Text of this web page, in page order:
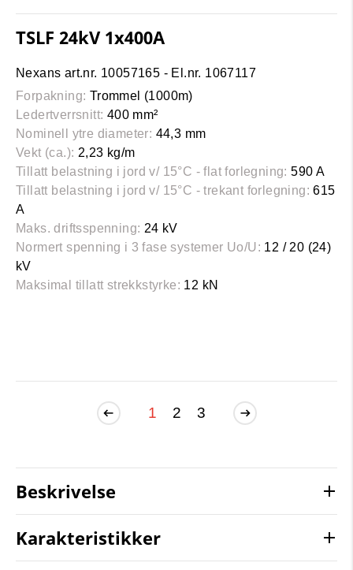
TSLF 24kV 1x400A
Nexans art.nr. 10057165 - El.nr. 1067117
Forpakning: Trommel (1000m)
Ledertverrsnitt: 400 mm²
Nominell ytre diameter: 44,3 mm
Vekt (ca.): 2,23 kg/m
Tillatt belastning i jord v/ 15°C - flat forlegning: 590 A
Tillatt belastning i jord v/ 15°C - trekant forlegning: 615
A
Maks. driftsspenning: 24 kV
Normert spenning i 3 fase systemer Uo/U: 12 / 20 (24)
kV
Maksimal tillatt strekkstyrke: 12 kN
1 2 3
Beskrivelse
Karakteristikker